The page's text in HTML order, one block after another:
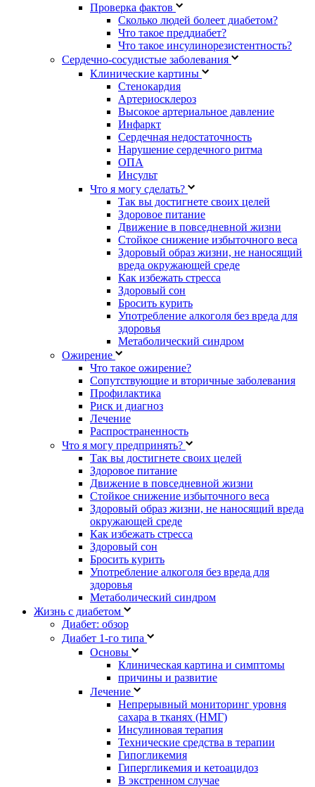
Проверка фактов
Сколько людей болеет диабетом?
Что такое преддиабет?
Что такое инсулинорезистентность?
Сердечно-сосудистые заболевания
Клинические картины
Стенокардия
Артериосклероз
Высокое артериальное давление
Инфаркт
Сердечная недостаточность
Нарушение сердечного ритма
ОПА
Инсульт
Что я могу сделать?
Так вы достигнете своих целей
Здоровое питание
Движение в повседневной жизни
Стойкое снижение избыточного веса
Здоровый образ жизни, не наносящий
вреда окружающей среде
Как избежать стресса
Здоровый сон
Бросить курить
Употребление алкоголя без вреда для
здоровья
Метаболический синдром
Ожирение
Что такое ожирение?
Сопутствующие и вторичные заболевания
Профилактика
Риск и диагноз
Лечение
Распространенность
Что я могу предпринять?
Так вы достигнете своих целей
Здоровое питание
Движение в повседневной жизни
Стойкое снижение избыточного веса
Здоровый образ жизни, не наносящий вреда
окружающей среде
Как избежать стресса
Здоровый сон
Бросить курить
Употребление алкоголя без вреда для
здоровья
Метаболический синдром
Жизнь с диабетом
Диабет: обзор
Диабет 1-го типа
Основы
Клиническая картина и симптомы
причины и развитие
Лечение
Непрерывный мониторинг уровня
сахара в тканях (НМГ)
Инсулиновая терапия
Технические средства в терапии
Гипогликемия
Гипергликемия и кетоацидоз
В экстренном случае